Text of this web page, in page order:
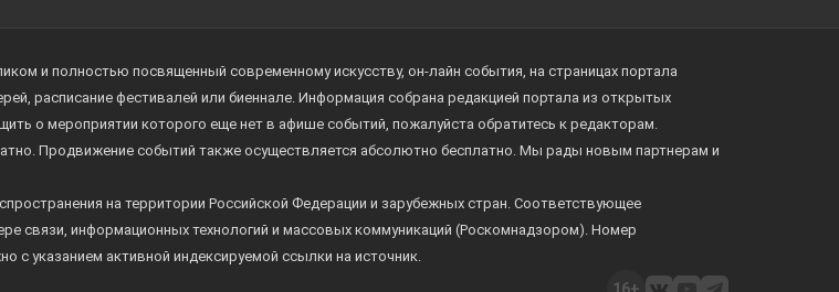
и полностью посвященный современному искусству, он-лайн события, на страницах портала
расписание фестивалей или биеннале. Информация собрана редакцией портала из открытых
о мероприятии которого еще нет в афише событий, пожалуйста обратитесь к редакторам.
Продвижение событий также осуществляется абсолютно бесплатно. Мы рады новым партнерам и
на территории Российской Федерации и зарубежных стран. Соответствующее
связи, информационных технологий и массовых коммуникаций (Роскомнадзором). Номер
указанием активной индексируемой ссылки на источник.